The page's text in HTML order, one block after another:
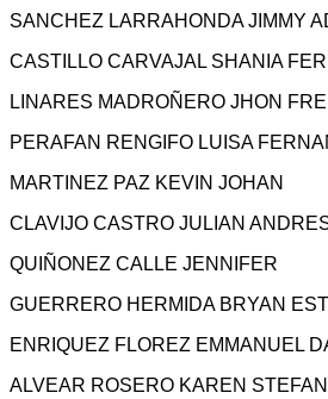
SANCHEZ LARRAHONDA JIMMY
CASTILLO CARVAJAL SHANIA
LINARES MADROÑERO JHON
PERAFAN RENGIFO LUISA
MARTINEZ PAZ KEVIN JOHAN
CLAVIJO CASTRO JULIAN
QUIÑONEZ CALLE JENNIFER
GUERRERO HERMIDA BRYAN
ENRIQUEZ FLOREZ EMMANUEL
ALVEAR ROSERO KAREN